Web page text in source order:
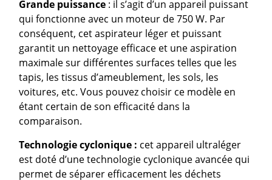
Grande puissance : il s’agit d’un appareil puissant
qui fonctionne avec un moteur de 750 W. Par
conséquent, cet aspirateur léger et puissant
garantit un nettoyage efficace et une aspiration
maximale sur différentes surfaces telles que les
tapis, les tissus d’ameublement, les sols, les
voitures, etc. Vous pouvez choisir ce modèle en
étant certain de son efficacité dans la
comparaison.
Technologie cyclonique : cet appareil ultraléger
est doté d’une technologie cyclonique avancée qui
permet de séparer efficacement les déchets